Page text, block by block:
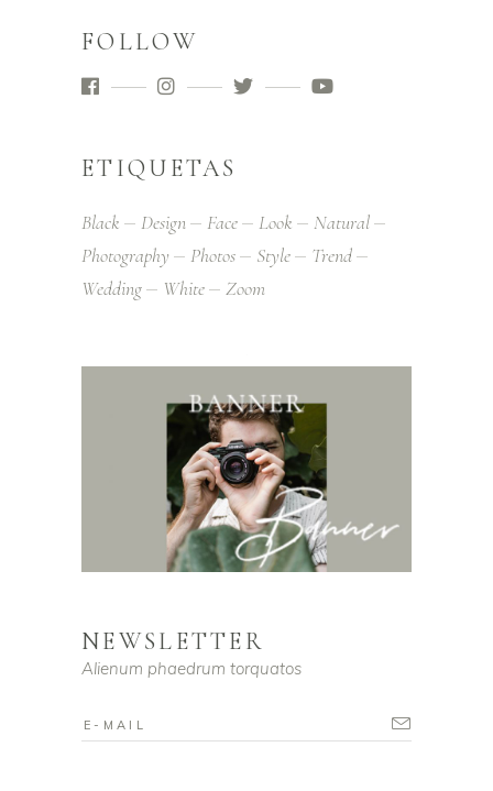
FOLLOW
ETIQUETAS
Black Design Face Look
Natural
Photography
Photos Style
Trend
Wedding
White Zoom
NEWSLETTER
Alienum phaedrum torquatos